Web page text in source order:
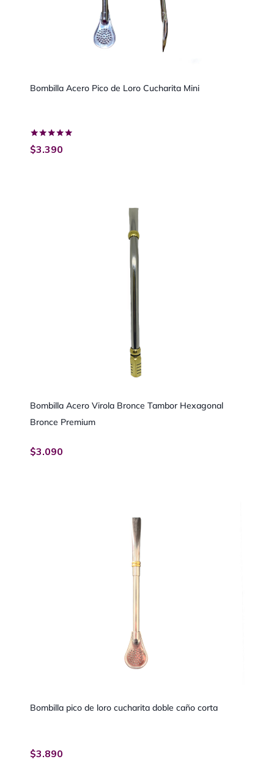
Bombilla Acero Pico de Loro Cucharita Mini
Valorado
con
$3.390
Bombilla Acero Virola Bronce Tambor Hexagonal
Bronce Premium
$3.090
Bombilla pico de loro cucharita doble caño corta
$3.890